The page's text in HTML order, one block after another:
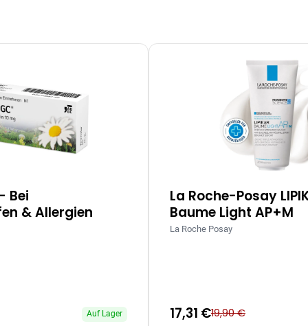
Bei
& Allergien
Auf Lager
La Roche-Posay
Baume Light AP+M
La Roche Posay
17,31 €19,90 €